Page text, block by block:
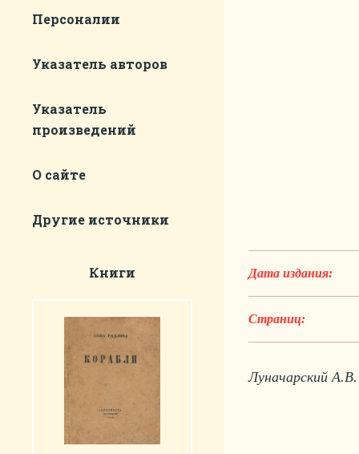
Персоналии
Указатель авторов
Указатель
произведений
О сайте
Другие источники
Книги Дата издания:
Страниц:
Луначарский А.В.